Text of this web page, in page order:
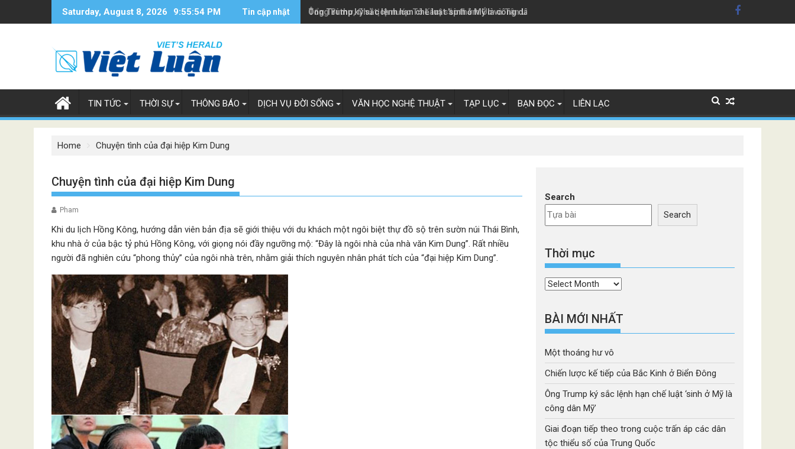
Saturday, August 8, 2026 9:55:55 PM Tin cập nhật Ông Trump ký sắc lệnh hạn chế luật 'sinh ở Mỹ là công dân Mỹ'
Tổng Bí thư, Chủ tịch nước Tô Lâm sắp thăm Úc và Tân Lây Lan
TIN TỨC THỜI SỰ THÔNG BÁO DỊCH VỤ ĐỜI SỐNG VĂN HỌC NGHỆ THUẬT TẠP LỤC BẠN ĐỌC LIÊN LẠC
Home Chuyện tình của đại hiệp Kim Dung
Chuyện tình của đại hiệp Kim Dung
Pham
Khi du lịch Hồng Kông, hướng dẫn viên bản địa sẽ giới thiệu với du khách một ngôi biệt thự đồ sộ trên sườn núi Thái Bình,
khu nhà ở của bậc tỷ phú Hồng Kông, với giọng nói đầy ngưỡng mộ: “Đây là ngôi nhà của nhà văn Kim Dung”. Rất nhiều
người đã nghiên cứu “phong thủy” của ngôi nhà trên, nhằm giải thích nguyên nhân phát tích của “đại hiệp Kim Dung”.
Search
Search
Thời mục
Thời
BÀI MỚI NHẤT
Một thoáng hư vô
Chiến lược kế tiếp của Bắc Kinh ở Biển Đông
Ông Trump ký sắc lệnh hạn chế luật ‘sinh ở Mỹ là
công dân Mỹ’
Giai đoạn tiếp theo trong cuộc trấn áp các dân
tộc thiểu số của Trung Quốc